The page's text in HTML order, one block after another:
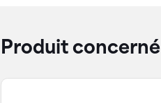
Produit concerné